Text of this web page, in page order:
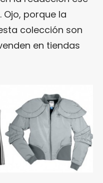
porque la
colección son
en tiendas